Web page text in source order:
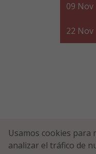
09 Nov
22 Nov
Usamos cookies
analizar el tráfico de